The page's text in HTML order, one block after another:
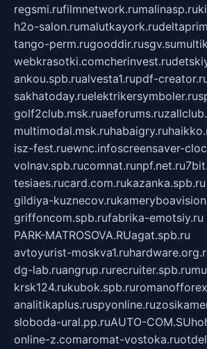
regsmi.rufilmnetwork.rumalinasp.ru
h2o-salon.rumalutkayork.ru
tango-perm.rugooddir.rusgv.su
webkrasotki.comcherinvest.ru
ankou.spb.rualvesta1.rupdf-
sakhatoday.ruelektrikersymboler.ru
golf2club.msk.ruaeforums.ru
multimodal.msk.ruhabaigry.ru
isz-fest.ruewnc.infoscreensaver-
volnav.spb.rucomnat.runpf.net.ru
tesiaes.rucard.com.rukazanka.spb.ru
gildiya-kuznecov.ru
griffoncom.spb.rufabrika-emotsiy.ru
PARK-MATROSOVA.RUagat.spb.ru
avtoyurist-moskva1.ru
dg-lab.ruangrup.rurecruiter.spb.ru
krsk124.rukubok.spb.ru
analitikaplus.ruspyonline.ru
sloboda-ural.pp.ruAUTO-COM.SU
online-z.comaromat-vostoka.ru